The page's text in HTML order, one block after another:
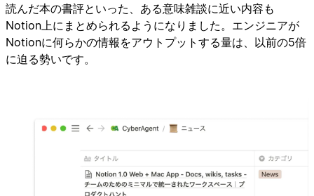
読んだ本の書評といった、ある意味雑談に近い内容も
Notion上にまとめられるようになりました。エンジニアが
Notionに何らかの情報をアウトプットする量は、以前の5倍
に迫る勢いです。